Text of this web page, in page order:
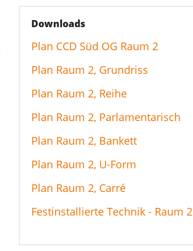
Downloads
Plan CCD Süd OG Raum 2
Plan Raum 2, Grundriss
Plan Raum 2, Reihe
Plan Raum 2, Parlamentarisch
Plan Raum 2, Bankett
Plan Raum 2, U-Form
Plan Raum 2, Carré
Festinstallierte Technik - Raum 2